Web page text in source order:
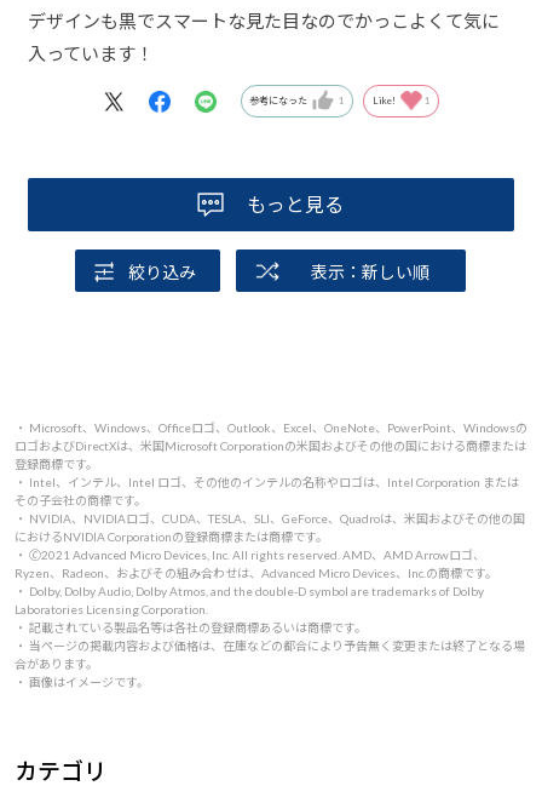
デザインも黒でスマートな見た目なのでかっこよくて気に
入っています！
参考になった 1 Like! 1
もっと見る
絞り込み 表示：新しい順
・ Microsoft、Windows、Officeロゴ、Outlook、Excel、OneNote、PowerPoint、Windowsの
ロゴおよびDirectXは、米国Microsoft Corporationの米国およびその他の国における商標または
登録商標です。
・ Intel、インテル、Intel ロゴ、その他のインテルの名称やロゴは、Intel Corporation または
その子会社の商標です。
・ NVIDIA、NVIDIAロゴ、CUDA、TESLA、SLI、GeForce、Quadroは、米国およびその他の国
におけるNVIDIA Corporationの登録商標または商標です。
・ 🄫2021 Advanced Micro Devices, Inc. All rights reserved. AMD、AMD Arrowロゴ、
Ryzen、Radeon、およびその組み合わせは、Advanced Micro Devices、Inc.の商標です。
・ Dolby, Dolby Audio, Dolby Atmos, and the double-D symbol are trademarks of Dolby
Laboratories Licensing Corporation.
・ 記載されている製品名等は各社の登録商標あるいは商標です。
・ 当ページの掲載内容および価格は、在庫などの都合により予告無く変更または終了となる場
合があります。
・ 画像はイメージです。
カテゴリ